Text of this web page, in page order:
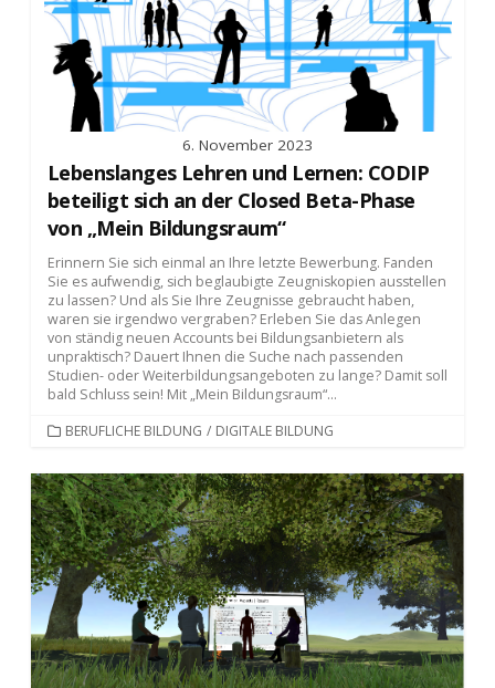
6. November 2023
Lebenslanges Lehren und Lernen: CODIP
beteiligt sich an der Closed Beta-Phase
von „Mein Bildungsraum“
Erinnern Sie sich einmal an Ihre letzte Bewerbung. Fanden
Sie es aufwendig, sich beglaubigte Zeugniskopien ausstellen
zu lassen? Und als Sie Ihre Zeugnisse gebraucht haben,
waren sie irgendwo vergraben? Erleben Sie das Anlegen
von ständig neuen Accounts bei Bildungsanbietern als
unpraktisch? Dauert Ihnen die Suche nach passenden
Studien- oder Weiterbildungsangeboten zu lange? Damit soll
bald Schluss sein! Mit „Mein Bildungsraum“...
KATEGORIEN
BERUFLICHE BILDUNG / DIGITALE BILDUNG